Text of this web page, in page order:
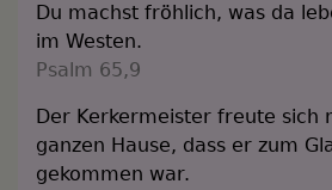
Du machst fröhlich, was da
im Westen.
Psalm 65,9
Der Kerkermeister freute sich
ganzen Hause, dass er zum
gekommen war.